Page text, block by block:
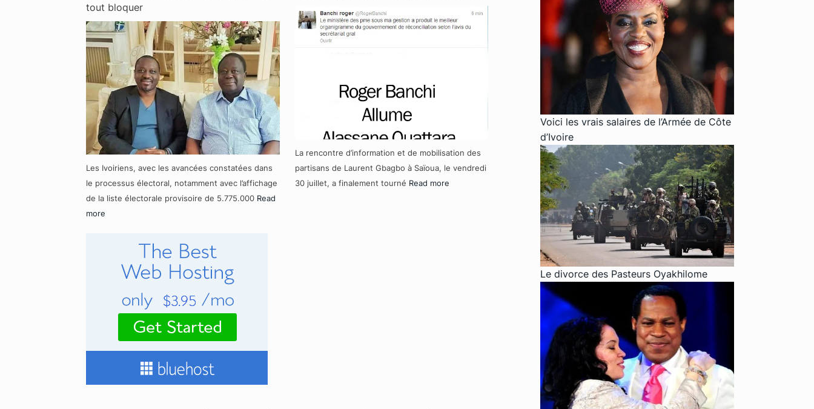
tout bloquer
Les Ivoiriens, avec les avancées constatées dans
le processus électoral, notamment avec l’affichage
de la liste électorale provisoire de 5.775.000 Read
more
La rencontre d’information et de mobilisation des
partisans de Laurent Gbagbo à Saïoua, le vendredi
30 juillet, a finalement tourné Read more
Voici les vrais salaires de l’Armée de Côte
d’Ivoire
Le divorce des Pasteurs Oyakhilome